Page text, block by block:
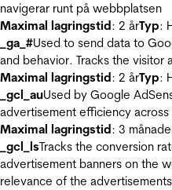
navigerar runt på webbplatsen
Maximal lagringstid: 2 årTyp:
_ga_#Used to send data to
and behavior. Tracks the visitor
Maximal lagringstid: 2 årTyp:
_gcl_auUsed by Google
advertisement efficiency
Maximal lagringstid: 3
_gcl_lsTracks the conversion
advertisement banners on the
relevance of the